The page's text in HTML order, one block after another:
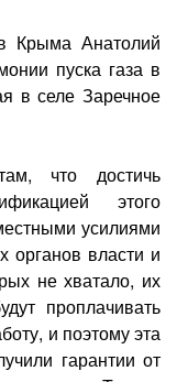
Крыма Анатолий
пуска газа в
в селе Заречное
что достичь
этого
усилиями
органов власти и
не хватало, их
проплачивать
и поэтому эта
гарантии от